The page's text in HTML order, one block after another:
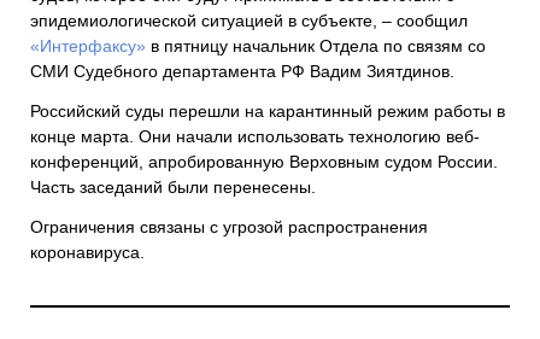
эпидемиологической ситуацией в субъекте, – сообщил
«Интерфаксу» в пятницу начальник Отдела по связям со
СМИ Судебного департамента РФ Вадим Зиятдинов.
Российский суды перешли на карантинный режим работы в
конце марта. Они начали использовать технологию веб-
конференций, апробированную Верховным судом России.
Часть заседаний были перенесены.
Ограничения связаны с угрозой распространения
коронавируса.